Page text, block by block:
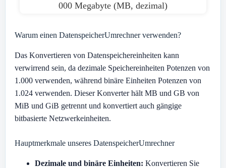
000 Megabyte (MB, dezimal)
Warum einen DatenspeicherUmrechner verwenden?
Das Konvertieren von Datenspeichereinheiten kann
verwirrend sein, da dezimale Speichereinheiten Potenzen von
1.000 verwenden, während binäre Einheiten Potenzen von
1.024 verwenden. Dieser Konverter hält MB und GB von
MiB und GiB getrennt und konvertiert auch gängige
bitbasierte Netzwerkeinheiten.
Hauptmerkmale unseres DatenspeicherUmrechner
Dezimale und binäre Einheiten: Konvertieren Sie